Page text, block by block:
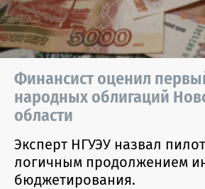
Финансист оценил
народных облигаций
области
Эксперт НГУЭУ назвал
логичным продолжением
бюджетирования.